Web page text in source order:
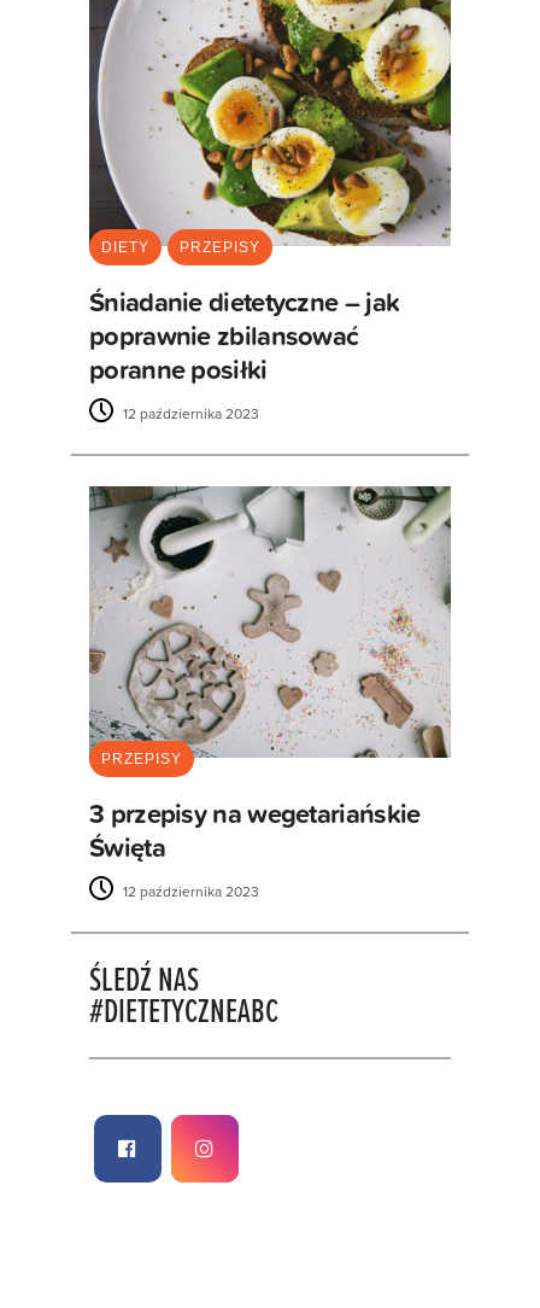
DIETY PRZEPISY
Śniadanie dietetyczne – jak
poprawnie zbilansować
poranne posiłki
12 października 2023
PRZEPISY
3 przepisy na wegetariańskie
Święta
12 października 2023
ŚLEDŹ NAS
#DIETETYCZNEABC